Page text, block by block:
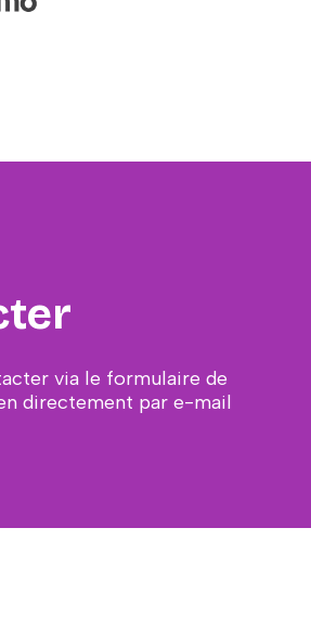
via le formulaire de
directement par e-mail